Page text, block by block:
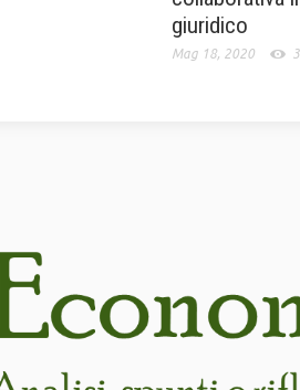
giuridico
Mag 18, 2020